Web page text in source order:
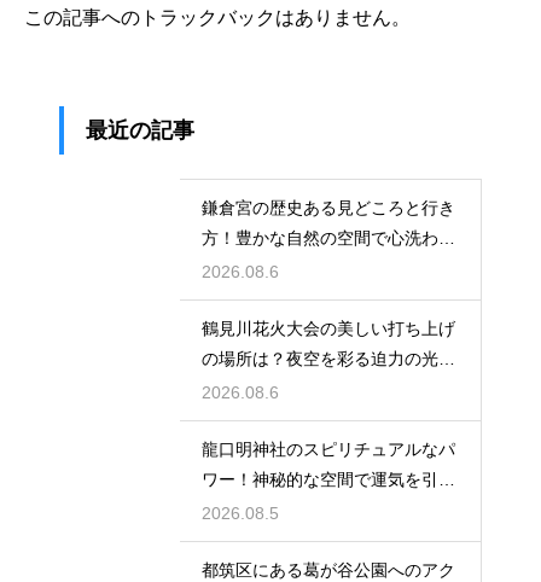
この記事へのトラックバックはありません。
最近の記事
鎌倉宮の歴史ある見どころと行き
方！豊かな自然の空間で心洗われ
る時間
2026.08.6
鶴見川花火大会の美しい打ち上げ
の場所は？夜空を彩る迫力の光景
を特等席で
2026.08.6
龍口明神社のスピリチュアルなパ
ワー！神秘的な空間で運気を引き
寄せる参拝
2026.08.5
都筑区にある葛が谷公園へのアク